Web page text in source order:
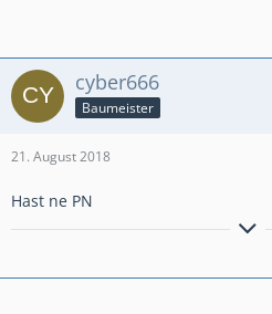
cyber666
Baumeister
21. August 2018
Hast ne PN